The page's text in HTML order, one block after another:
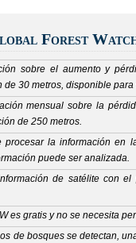
Forest
sobre el aumento y
30 metros, disponible
mensual sobre la
de 250 metros.
procesar la información en
puede ser analizada.
de satélite con
es gratis y no se necesita
de bosques se detectan,